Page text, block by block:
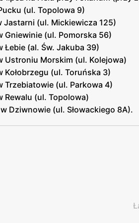
(ul. Topolowa 9)
Jastarni (ul. Mickiewicza 125)
Gniewinie (ul. Pomorska 56)
Łebie (al. Św. Jakuba 39)
Ustroniu Morskim (ul. Kolejowa)
Kołobrzegu (ul. Toruńska 3)
Trzebiatowie (ul. Parkowa 4)
Rewalu (ul. Topolowa)
Dziwnowie (ul. Słowackiego 8A).